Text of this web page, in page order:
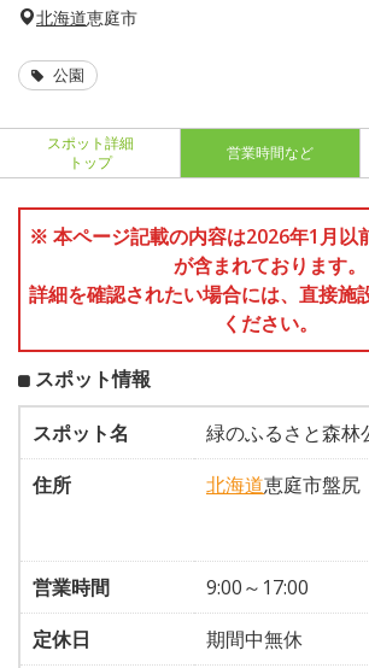
北海道恵庭市
公園
スポット詳細
トップ
営業時間など
※ 本ページ記載の内容は2026年1月以
が含まれております。
詳細を確認されたい場合には、直接施
ください。
スポット情報
スポット名
緑のふるさと森林
住所
北海道恵庭市盤尻
営業時間
9:00～17:00
定休日
期間中無休